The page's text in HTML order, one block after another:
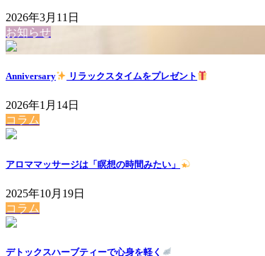
2026年3月11日
お知らせ
Anniversary リラックスタイムをプレゼント
2026年1月14日
コラム
アロママッサージは「瞑想の時間みたい」
2025年10月19日
コラム
デトックスハーブティーで心身を軽く